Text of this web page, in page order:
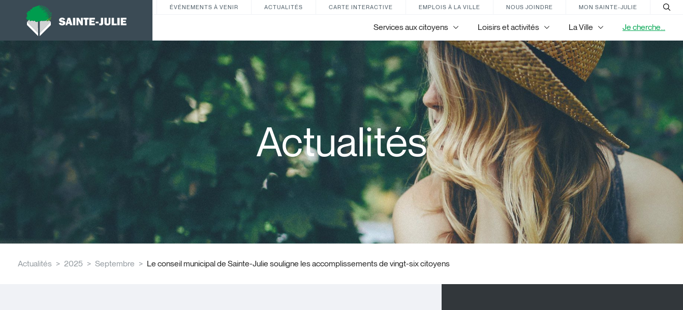
ÉVÉNEMENTS À VENIR ACTUALITÉS CARTE INTERACTIVE EMPLOIS À LA VILLE NOUS JOINDRE MON SAINTE-JULIE
Services aux citoyens Loisirs et activités La Ville Je cherche...
Actualités
Actualités 2025 Septembre Le conseil municipal de Sainte-Julie souligne les accomplissements de vingt-six citoyens